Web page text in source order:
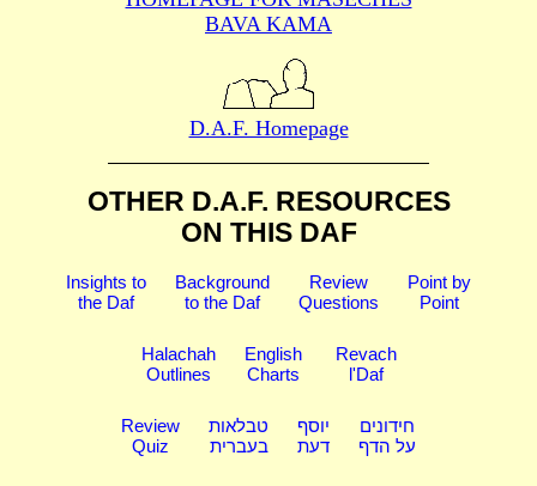
BAVA KAMA
D.A.F. Homepage
OTHER D.A.F. RESOURCES
ON THIS DAF
Insights to
the Daf
Background
to the Daf
Review
Questions
Point by
Point
Halachah
Outlines
English
Charts
Revach
l'Daf
Review
Quiz
טבלאות
בעברית
יוסף
דעת
חידונים
על הדף